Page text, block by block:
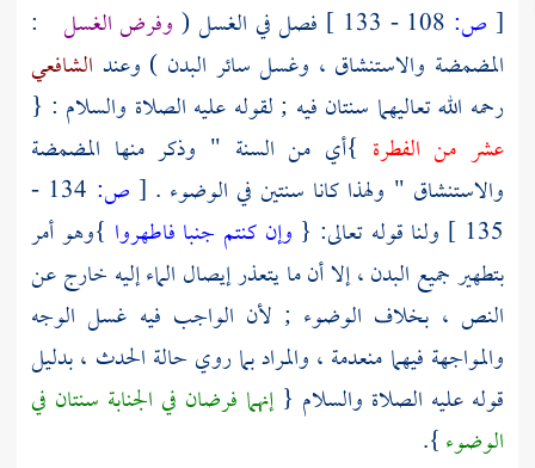
[ ص: فصل في الغسل ( وفرض الغسل :
المضمضة والاستنشاق ، وغسل سائر البدن ) وعند الشافعي
رحمه الله تعالىهما سنتان فيه ; لقوله عليه الصلاة والسلام : {
عشر من الفطرة }أي من السنة " وذكر منها المضمضة
والاستنشاق " ولهذا كانا سنتين في الوضوء . [ ص:
134 -
135 ]
ولنا قوله تعالى: { وإن كنتم جنبا فاطهروا }وهو أمر
بتطهير جميع البدن ، إلا أن ما يتعذر إيصال الماء إليه خارج عن
النص ، بخلاف الوضوء ; لأن الواجب فيه غسل الوجه
والمواجهة فيهما منعدمة ، والمراد بما روي حالة الحدث ، بدليل
قوله عليه الصلاة والسلام {إنهما فرضان في الجنابة سنتان في
الوضوء}.